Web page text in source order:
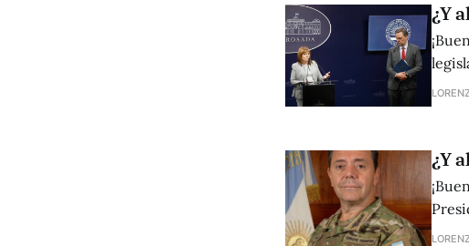
¿Y
no
¿Y